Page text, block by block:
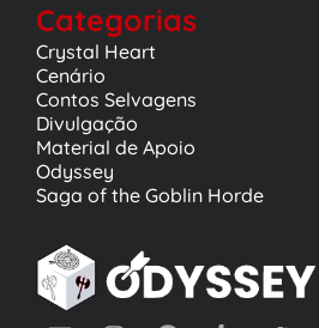
Categorias
Crystal Heart
Cenário
Contos Selvagens
Divulgação
Material de Apoio
Odyssey
Saga of the Goblin Horde